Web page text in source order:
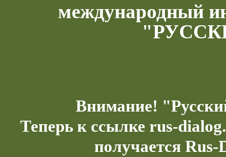
международный
Внимание!
Теперь к ссылке rus-
получается Rus-